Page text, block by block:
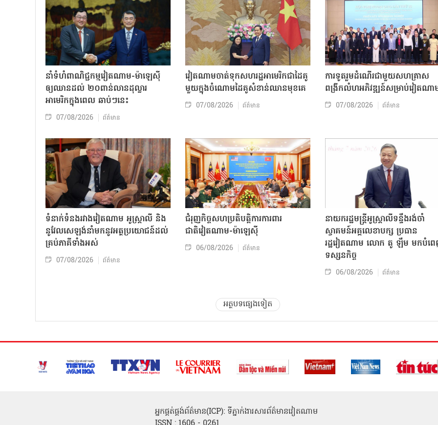
នាំទំហំពាណិជ្ជកម្មវៀតណាម-ម៉ាឡេស៊ី
ឲ្យឈានដល់ ២០ពាន់លានដុល្លារ
អាមេរិកក្នុងពេល ឆាប់ៗនេះ
07/08/2026 ព័ត៌មាន
វៀតណាមចាត់ទុកសហរដ្ឋអាមេរិកជាដៃគូ
មួយក្នុងចំណោមដៃគូសំខាន់ឈានមុខគេ
07/08/2026 ព័ត៌មាន
ការទូតរួមដំណើរជាមួយសហគ្រាស
ពង្រីកលំហអភិវឌ្ឍន៍សម្រាប់វៀតណា
07/08/2026 ព័ត៌មាន
ទំនាក់ទំនងរវាងវៀតណាម អូស្ត្រាលី និង
នូវែលសេឡង់នាំមកនូវអត្ថប្រយោជន៍ដល់
គ្រប់ភាគីទាំងអស់
07/08/2026 ព័ត៌មាន
ជំរុញកិច្ចសហប្រតិបត្តិការការពារ
ជាតិវៀតណាម-ម៉ាឡេស៊ី
06/08/2026 ព័ត៌មាន
នាយករដ្ឋមន្ត្រីអូស្ត្រាលីទន្ទឹងរង់ចាំ
ស្វាគមន៍អគ្គលេខាបក្ស ប្រធាន
រដ្ឋវៀតណាម លោក តូ ឡឹម មកបំព
ទស្សនកិច្ច
06/08/2026 ព័ត៌មាន
អត្ថបទផ្សេងទៀត
អ្នកផ្គត់ផ្គង់ព័ត៌មាន(ICP): ទីភ្នាក់ងារសារព័ត៌មានវៀតណាម